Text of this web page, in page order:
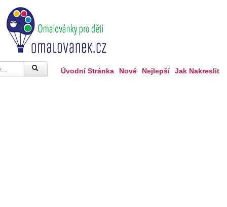
Úvodní Stránka Nové Nejlepší Jak Nakreslit